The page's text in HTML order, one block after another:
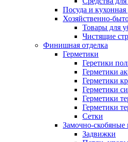
Посуда и
Хозяйственно-
Товары для
Чистящие
Финишная отделка
Герметики
Геретики
Герметики
Герметики
Герметики
Герметики
Герметики
Сетки
Замочно-скобяные
Задвижки